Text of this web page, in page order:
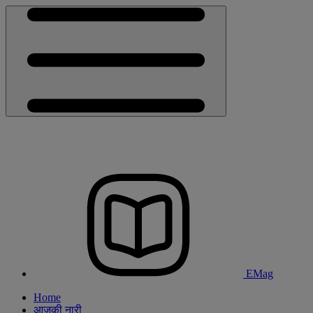
EMag
Home
आजकी नारी